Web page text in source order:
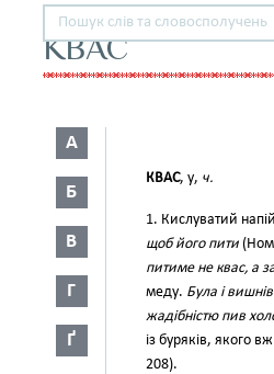
КВАС
А
Б
В
Г
Ґ
КВАС, у, ч.
1. Кислуватий
щоб його пити
питиме не квас, а
меду. Була і
жадібністю пив
із буряків, якого
208).